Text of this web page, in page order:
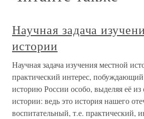
Научная задача
истории
Научная задача изучения местной
практический интерес, побуждающий
историю России особо, выделяя её из
истории: ведь это история нашего
воспитательный, т.е. практический,